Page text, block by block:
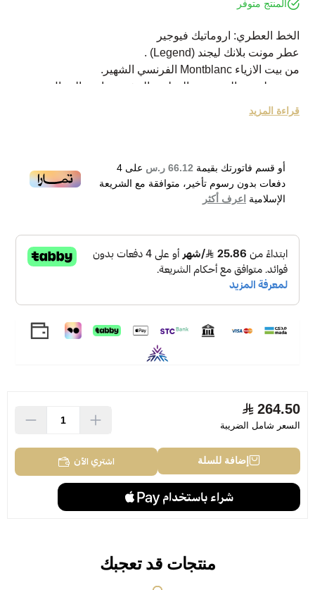
المنتج متوفر
الخط العطري: اروماتيك فيوجير
عطر مونت بلانك ليجند (Legend) .
من بيت الازياء Montblanc الفرنسي الشهير.
وهو عطر من المجموعة العطرية العشبية خاص بالرجال.
تم اصداره في عام 2011 .
العطرية برفقة البرغموت، الأناناس، اللافندر ولويزة الليمون.
ويتبعه القلب العطري برفقة الورد، الغرنوقي، التفاح الاحمر،
طحلب السنديان، فول التونكا والفواكه المجففة.
الصندل .
Mont blanc Legend Eau de Toilette 200ml
قراءة المزيد
أو قسم فاتورتك بقيمة 66.12 ر.س على 4
دفعات بدون رسوم تأخير، متوافقة مع الشريعة
الإسلامية اعرف أكثر
264.50
السعر شامل الضريبة
إضافة للسلة اشتري الآن
منتجات قد تعجبك